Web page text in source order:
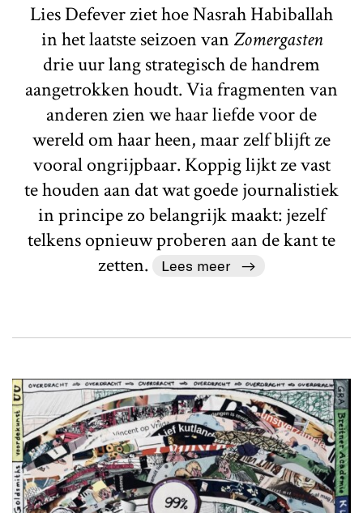
Lies Defever ziet hoe Nasrah Habiballah
in het laatste seizoen vanZomergasten
drie uur lang strategisch de handrem
aangetrokken houdt. Via fragmenten van
anderen zien we haar liefde voor de
wereld om haar heen, maar zelf blijft ze
vooral ongrijpbaar. Koppig lijkt ze vast
te houden aan dat wat goede journalistiek
in principe zo belangrijk maakt: jezelf
telkens opnieuw proberen aan de kant te
zetten.
Lees meer